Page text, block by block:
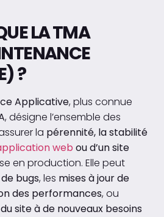
LA TMA
?
Applicative, plus connue
, désigne l’ensemble des
la pérennité, la stabilité
web ou d’un site
en production. Elle peut
bugs, les mises à jour de
des performances, ou
site à de nouveaux besoins